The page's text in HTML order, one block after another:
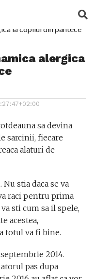
alergica
sa devina
sarcinii, fiecare
alaturi de
stia daca se va
raci pentru prima
va sti cum sa il spele,
acestea,
totul va fi bine.
2014.
pas dupa